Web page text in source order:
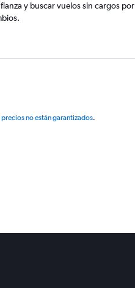
y buscar vuelos sin cargos por
precios no están garantizados.